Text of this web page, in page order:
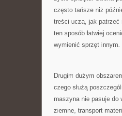
często tańsze niż
treści uczą, jak patrzeć
ten sposób łatwiej
wymienić sprzęt innym.
Drugim dużym
czego służą
maszyna nie pasuje do
ziemne, transport